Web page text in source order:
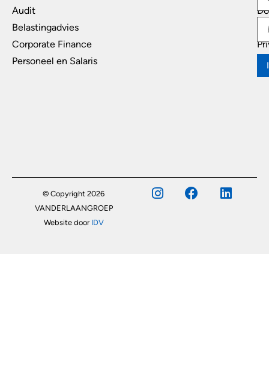
Audit
Belastingadvies
Corporate Finance
Personeel en Salaris
© Copyright 2026
VANDERLAANGROEP
Website door IDV